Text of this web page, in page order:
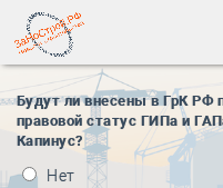
Будут ли внесены в ГрК РФ
правовой статус ГИПа и
Капинус?
Нет